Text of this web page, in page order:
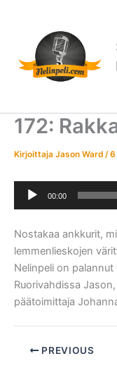
172:
Kirjoittaja Jason Ward /6
Äänitoistin
00:00
Nostakaa ankkurit,
lemmenlieskojen
Nelinpeli on
Ruorivahdissa
päätoimittaja
PREVIOUS